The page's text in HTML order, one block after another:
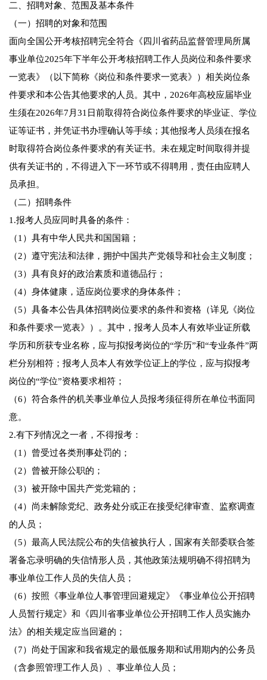
二、招聘对象、范围及基本条件
（一）招聘的对象和范围
面向全国公开考核招聘完全符合《四川省药品监督管理局所属
事业单位2025年下半年公开考核招聘工作人员岗位和条件要求
一览表》（以下简称《岗位和条件要求一览表》）相关岗位条
件要求和本公告其他要求的人员。其中，2026年高校应届毕业
生须在2026年7月31日前取得符合岗位条件要求的毕业证、学位
证等证书，并凭证书办理确认等手续；其他报考人员须在报名
时取得符合岗位条件要求的有关证书。未在规定时间取得并提
供有关证书的，不得进入下一环节或不得聘用，责任由应聘人
员承担。
（二）招聘条件
1.报考人员应同时具备的条件：
（1）具有中华人民共和国国籍；
（2）遵守宪法和法律，拥护中国共产党领导和社会主义制度；
（3）具有良好的政治素质和道德品行；
（4）身体健康，适应岗位要求的身体条件；
（5）具备本公告具体招聘岗位要求的条件和资格（详见《岗位
和条件要求一览表》）。其中，报考人员本人有效毕业证所载
学历和所获专业名称，应与拟报考岗位的“学历”和“专业条件”两
栏分别相符；报考人员本人有效学位证上的学位，应与拟报考
岗位的“学位”资格要求相符；
（6）符合条件的机关事业单位人员报考须征得所在单位书面同
意。
2.有下列情况之一者，不得报考：
（1）曾受过各类刑事处罚的；
（2）曾被开除公职的；
（3）被开除中国共产党党籍的；
（4）尚未解除党纪、政务处分或正在接受纪律审查、监察调查
的人员；
（5）最高人民法院公布的失信被执行人，国家有关部委联合签
署备忘录明确的失信情形人员，其他政策法规明确不得招聘为
事业单位工作人员的失信人员；
（6）按照《事业单位人事管理回避规定》《事业单位公开招聘
人员暂行规定》和《四川省事业单位公开招聘工作人员实施办
法》的相关规定应当回避的；
（7）尚处于国家和我省规定的最低服务期和试用期内的公务员
（含参照管理工作人员）、事业单位人员；